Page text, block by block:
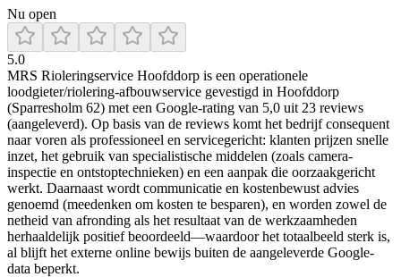
Nu open
5.0
MRS Rioleringservice Hoofddorp is een operationele
loodgieter/riolering-afbouwservice gevestigd in Hoofddorp
(Sparresholm 62) met een Google-rating van 5,0 uit 23 reviews
(aangeleverd). Op basis van de reviews komt het bedrijf consequent
naar voren als professioneel en servicegericht: klanten prijzen snelle
inzet, het gebruik van specialistische middelen (zoals camera-
inspectie en ontstoptechnieken) en een aanpak die oorzaakgericht
werkt. Daarnaast wordt communicatie en kostenbewust advies
genoemd (meedenken om kosten te besparen), en worden zowel de
netheid van afronding als het resultaat van de werkzaamheden
herhaaldelijk positief beoordeeld—waardoor het totaalbeeld sterk is,
al blijft het externe online bewijs buiten de aangeleverde Google-
data beperkt.